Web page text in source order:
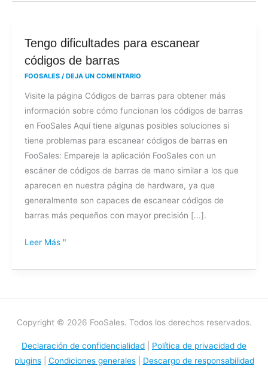
Tengo dificultades para escanear
códigos de barras
FOOSALES / DEJA UN COMENTARIO
Visite la página Códigos de barras para obtener más
información sobre cómo funcionan los códigos de barras
en FooSales Aquí tiene algunas posibles soluciones si
tiene problemas para escanear códigos de barras en
FooSales: Empareje la aplicación FooSales con un
escáner de códigos de barras de mano similar a los que
aparecen en nuestra página de hardware, ya que
generalmente son capaces de escanear códigos de
barras más pequeños con mayor precisión [...].
Tengo
dificultades
códigos
de
barras
Leer Más "
Copyright © 2026 FooSales. Todos los derechos reservados.
Declaración de confidencialidad
Política de privacidad de
plugins| Condiciones generales| Descargo de responsabilidad